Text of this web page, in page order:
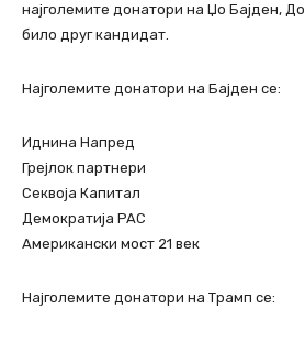
најголемите донатори на Џо Бајден,
било друг кандидат.
Најголемите донатори на Бајден се:
Иднина Напред
Грејлок партнери
Секвоја Капитал
Демократија PAC
Американски мост 21 век
Најголемите донатори на Трамп се: